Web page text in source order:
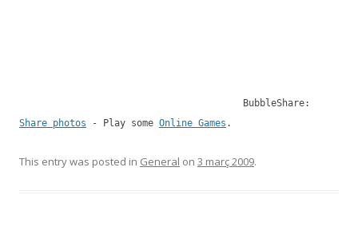
BubbleShare:
Share photos - Play some Online Games .
This entry was posted in General on 3 març 2009.